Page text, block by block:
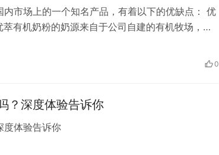
市场上的一个知名产品，有着以下的优缺点： 优
有机奶粉的奶源来自于公司自建的有机牧场，这
养的全面性，不含香精、白砂糖等添加成分，且含
0
？深度体验告诉你
度体验告诉你